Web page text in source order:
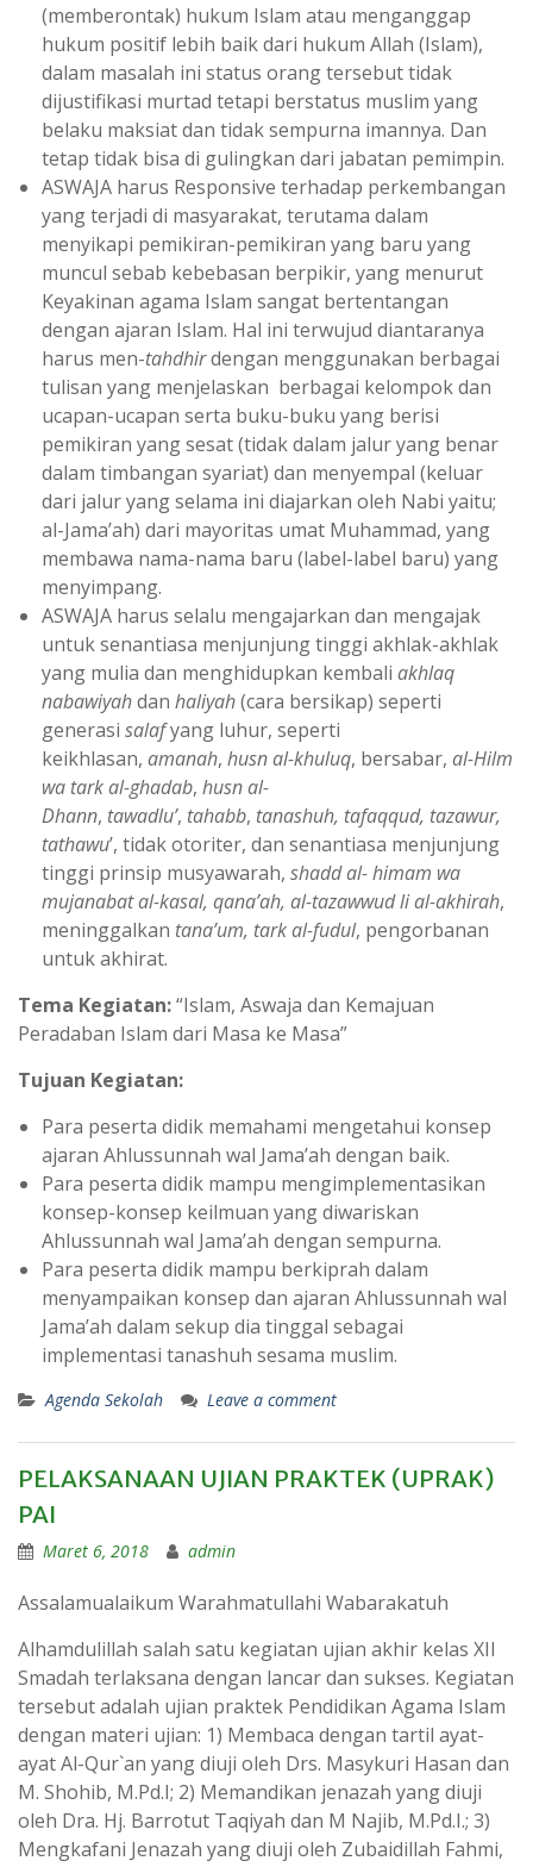
(memberontak) hukum Islam atau menganggap
hukum positif lebih baik dari hukum Allah (Islam),
dalam masalah ini status orang tersebut tidak
dijustifikasi murtad tetapi berstatus muslim yang
belaku maksiat dan tidak sempurna imannya. Dan
tetap tidak bisa di gulingkan dari jabatan pemimpin.
ASWAJA harus Responsive terhadap perkembangan
yang terjadi di masyarakat, terutama dalam
menyikapi pemikiran-pemikiran yang baru yang
muncul sebab kebebasan berpikir, yang menurut
Keyakinan agama Islam sangat bertentangan
dengan ajaran Islam. Hal ini terwujud diantaranya
harus men-tahdhirdengan menggunakan berbagai
tulisan yang menjelaskan berbagai kelompok dan
ucapan-ucapan serta buku-buku yang berisi
pemikiran yang sesat (tidak dalam jalur yang benar
dalam timbangan syariat) dan menyempal (keluar
dari jalur yang selama ini diajarkan oleh Nabi yaitu;
al-Jama’ah) dari mayoritas umat Muhammad, yang
membawa nama-nama baru (label-label baru) yang
menyimpang.
ASWAJA harus selalu mengajarkan dan mengajak
untuk senantiasa menjunjung tinggi akhlak-akhlak
yang mulia dan menghidupkan kembali akhlaq
nabawiyahdan haliyah(cara bersikap) seperti
generasi salafyang luhur, seperti
keikhlasan, amanah, husn al-khuluq, bersabar, al-Hilm
wa tark al-ghadab, husn al-
Dhann, tawadlu’, tahabb, tanashuh, tafaqqud, tazawur,
tathawu’, tidak otoriter, dan senantiasa menjunjung
tinggi prinsip musyawarah, shadd al- himam wa
mujanabat al-kasal, qana’ah, al-tazawwud li al-akhirah,
meninggalkan tana’um, tark al-fudul, pengorbanan
untuk akhirat.
Tema Kegiatan:“Islam, Aswaja dan Kemajuan
Peradaban Islam dari Masa ke Masa”
Tujuan Kegiatan:
Para peserta didik memahami mengetahui konsep
ajaran Ahlussunnah wal Jama’ah dengan baik.
Para peserta didik mampu mengimplementasikan
konsep-konsep keilmuan yang diwariskan
Ahlussunnah wal Jama’ah dengan sempurna.
Para peserta didik mampu berkiprah dalam
menyampaikan konsep dan ajaran Ahlussunnah wal
Jama’ah dalam sekup dia tinggal sebagai
implementasi tanashuh sesama muslim.
Agenda Sekolah Leave a comment
PELAKSANAAN UJIAN PRAKTEK (UPRAK)
PAI
Maret 6, 2018 admin
Assalamualaikum Warahmatullahi Wabarakatuh
Alhamdulillah salah satu kegiatan ujian akhir kelas XII
Smadah terlaksana dengan lancar dan sukses. Kegiatan
tersebut adalah ujian praktek Pendidikan Agama Islam
dengan materi ujian: 1) Membaca dengan tartil ayat-
ayat Al-Qur`an yang diuji oleh Drs. Masykuri Hasan dan
M. Shohib, M.Pd.I; 2) Memandikan jenazah yang diuji
oleh Dra. Hj. Barrotut Taqiyah dan M Najib, M.Pd.I.; 3)
Mengkafani Jenazah yang diuji oleh Zubaidillah Fahmi,